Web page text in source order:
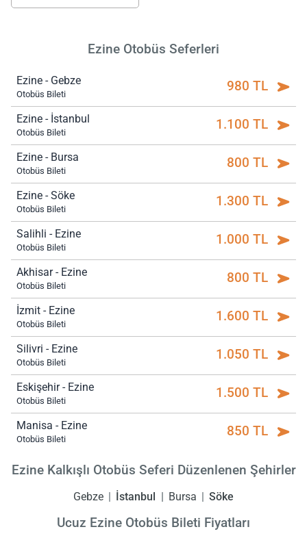
Ezine Otobüs Seferleri
Ezine - Gebze
Otobüs Bileti 980 TL
Ezine - İstanbul
Otobüs Bileti 1.100 TL
Ezine - Bursa
Otobüs Bileti 800 TL
Ezine - Söke
Otobüs Bileti 1.300 TL
Salihli - Ezine
Otobüs Bileti 1.000 TL
Akhisar - Ezine
Otobüs Bileti 800 TL
İzmit - Ezine
Otobüs Bileti 1.600 TL
Silivri - Ezine
Otobüs Bileti 1.050 TL
Eskişehir - Ezine
Otobüs Bileti 1.500 TL
Manisa - Ezine
Otobüs Bileti 850 TL
Ezine Kalkışlı Otobüs Seferi Düzenlenen Şehirler
Gebze İstanbul Bursa Söke
Ucuz Ezine Otobüs Bileti Fiyatları